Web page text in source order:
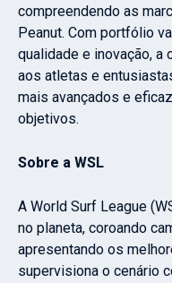
compreendendo as
Peanut. Com portfólio
qualidade e inovação, a
aos atletas e
mais avançados e
objetivos.
Sobre a WSL
A World Surf League
no planeta, coroando
apresentando os
supervisiona o cenário